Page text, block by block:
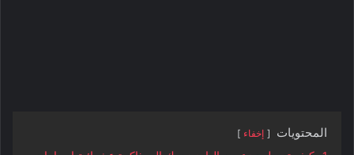
المحتويات إخفاء